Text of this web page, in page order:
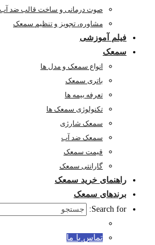
صوت درمانی و ساخت قالب ضد
مشاوره، تجویز و تنظیم سمعک
فیلم آموزشی
سمعک
انواع سمعک و مدل ها
باتری سمعک
تعرفه بیمه ها
تکنولوژی سمعک ها
سمعک شارژی
سمعک ضد آب
قیمت سمعک
گارانتی سمعک
راهنمای خرید سمعک
برندهای سمعک
Search for:
تماس با ما